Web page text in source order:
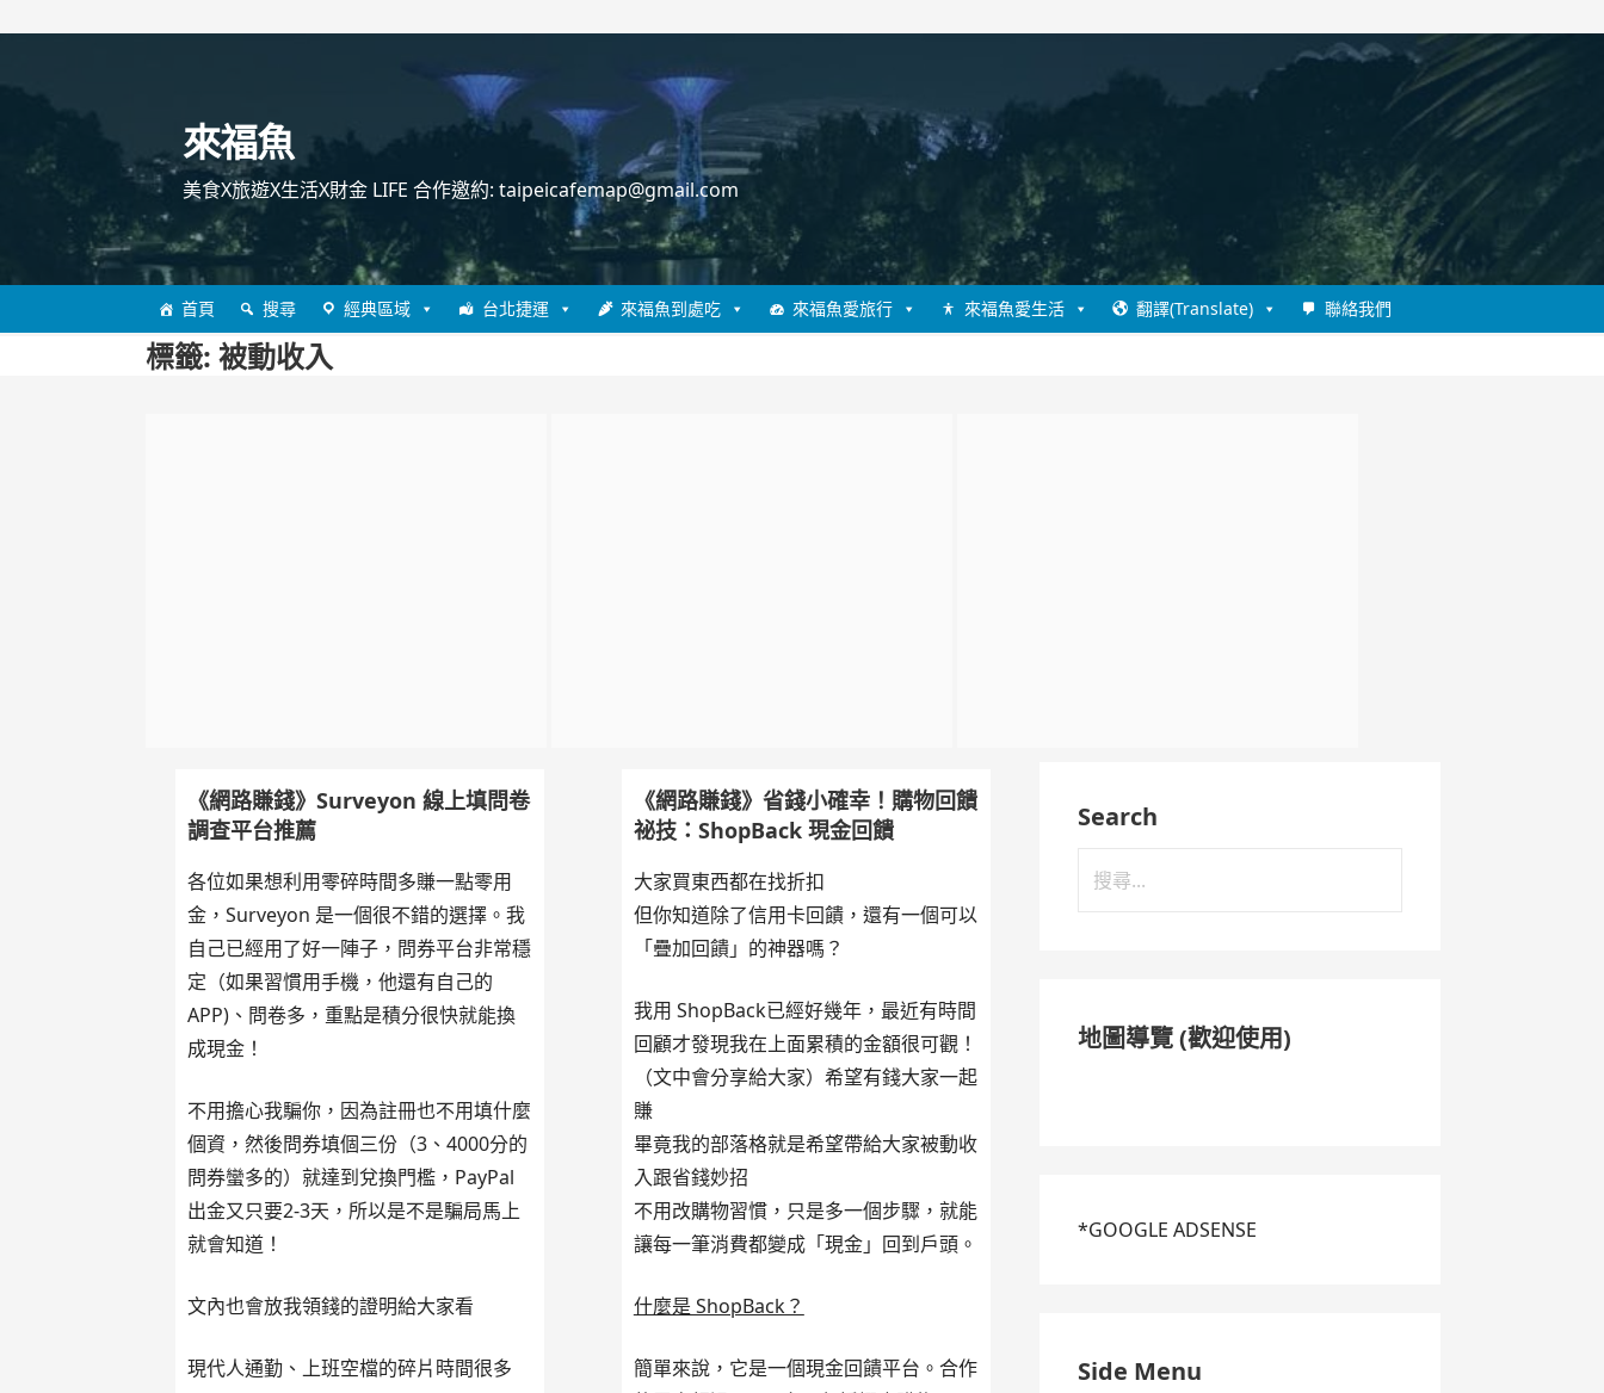
來福魚
美食X旅遊X生活X財金 LIFE 合作邀約: taipeicafemap@gmail.com
首頁 搜尋 經典區域 台北捷運 來福魚到處吃 來福魚愛旅行 來福魚愛生活 翻譯(Translate) 聯絡我們
標籤: 被動收入
《網路賺錢》省錢小確幸！購物回饋
祕技：ShopBack 現金回饋
大家買東西都在找折扣
但你知道除了信用卡回饋，還有一個可以
「疊加回饋」的神器嗎？
我用 ShopBack已經好幾年，最近有時間
回顧才發現我在上面累積的金額很可觀！
（文中會分享給大家）希望有錢大家一起
賺
畢竟我的部落格就是希望帶給大家被動收
入跟省錢妙招
不用改購物習慣，只是多一個步驟，就能
讓每一筆消費都變成「現金」回到戶頭。
什麼是 ShopBack？
簡單來說，它是一個現金回饋平台。合作
《網路賺錢》Surveyon 線上填問卷
調查平台推薦
各位如果想利用零碎時間多賺一點零用
金，Surveyon 是一個很不錯的選擇。我
自己已經用了好一陣子，問券平台非常穩
定（如果習慣用手機，他還有自己的
APP)、問卷多，重點是積分很快就能換
成現金！
不用擔心我騙你，因為註冊也不用填什麼
個資，然後問券填個三份（3、4000分的
問券蠻多的）就達到兌換門檻，PayPal
出金又只要2-3天，所以是不是騙局馬上
就會知道！
文內也會放我領錢的證明給大家看
現代人通勤、上班空檔的碎片時間很多
Search
尋
地圖導覽 (歡迎使用)
*GOOGLE ADSENSE
Side Menu